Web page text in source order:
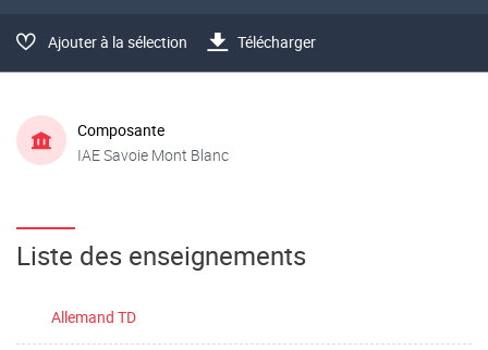
Ajouter à la sélection Télécharger
Composante
IAE Savoie Mont Blanc
Liste des enseignements
Allemand TD